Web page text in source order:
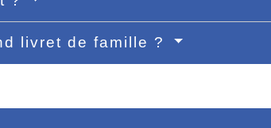
livret de famille ?